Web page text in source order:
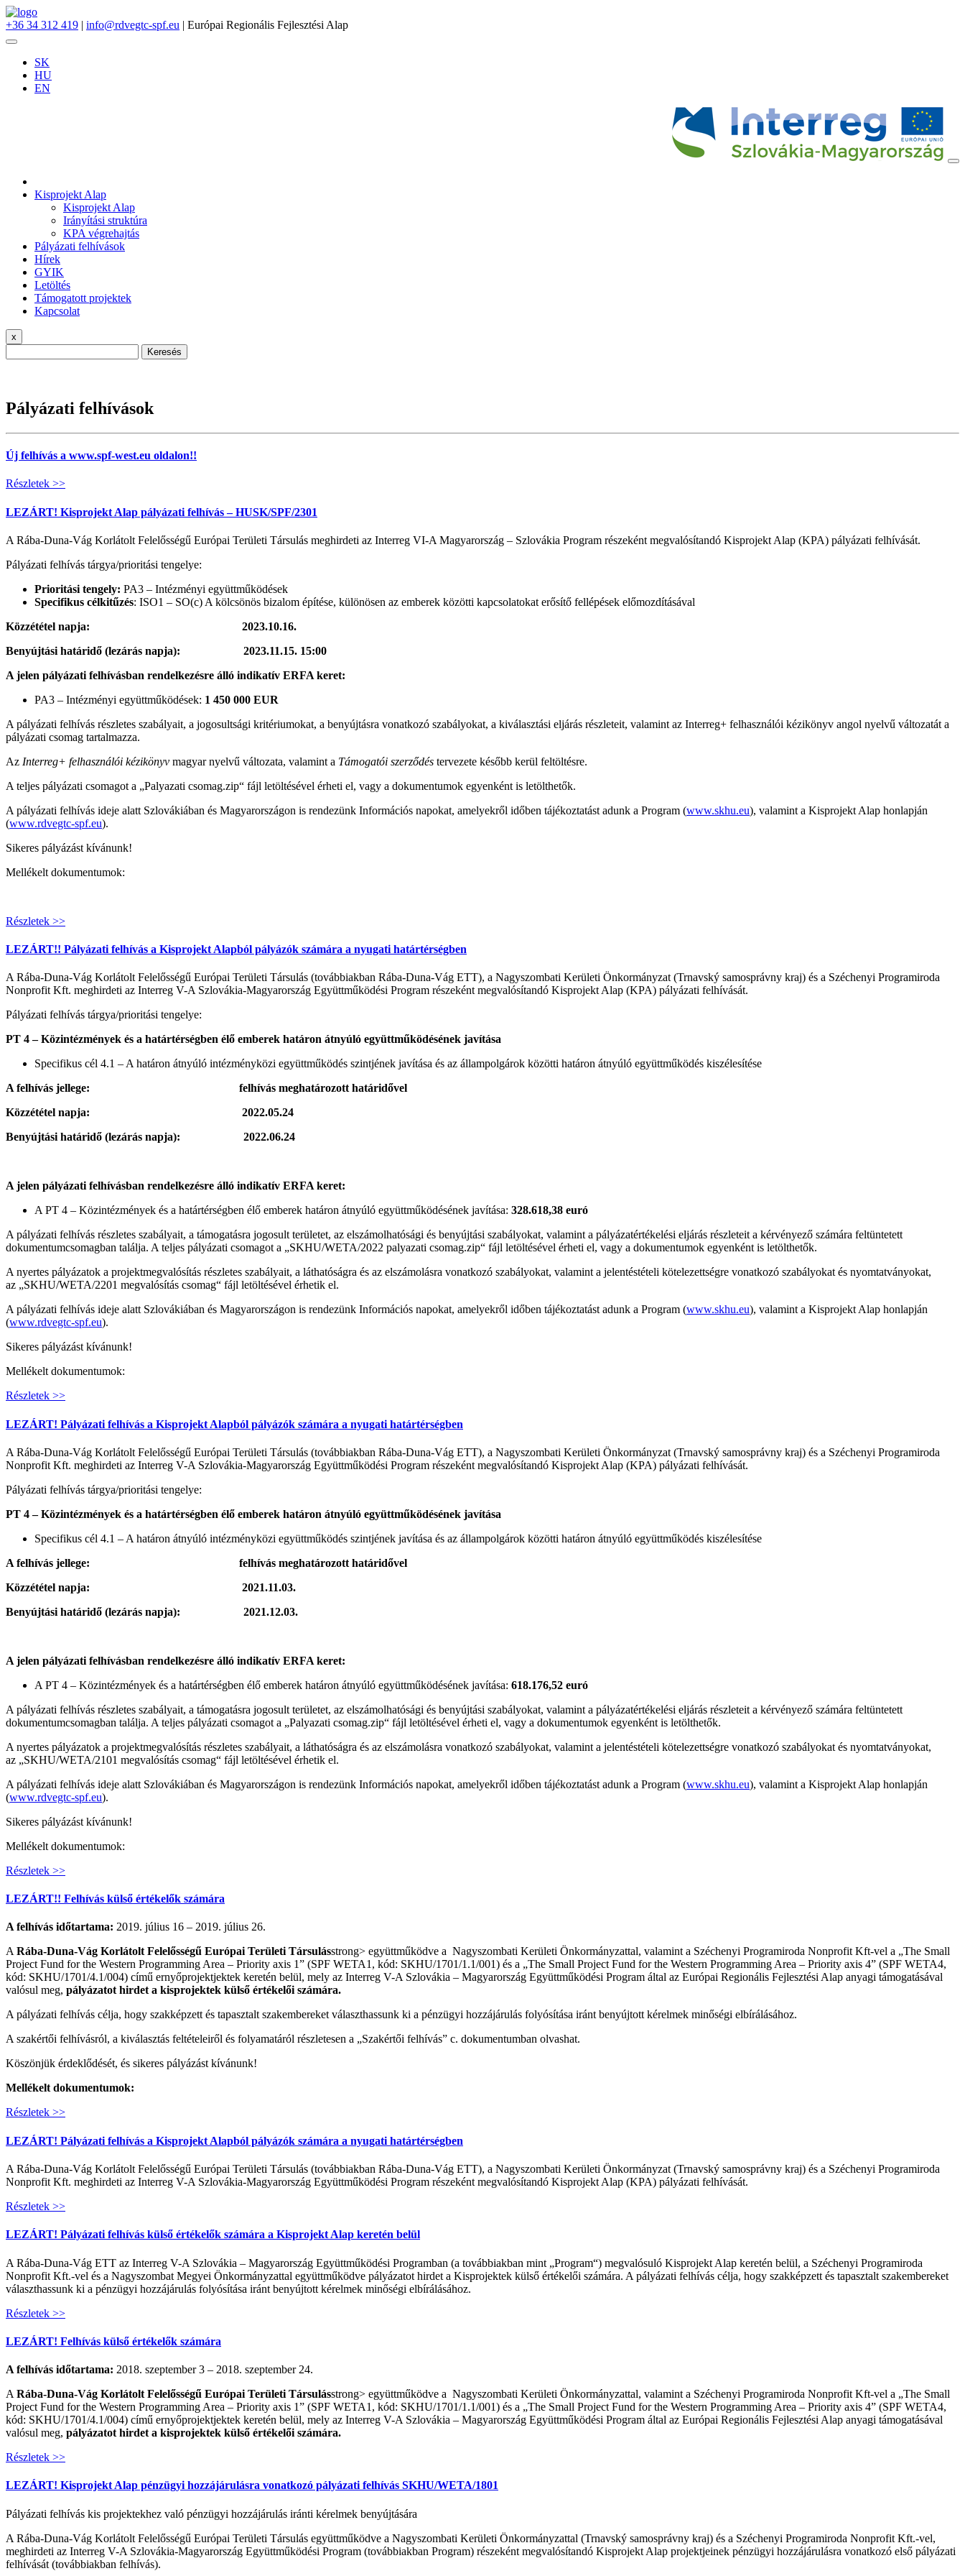
+36 34 312 419 | info@rdvegtc-spf.eu | Európai Regionális Fejlesztési Alap
SK
HU
EN
Kisprojekt Alap
Kisprojekt Alap
Irányítási struktúra
KPA végrehajtás
Pályázati felhívások
Hírek
GYIK
Letöltés
Támogatott projektek
Kapcsolat
x
Keresés
Pályázati felhívások
Új felhívás a www.spf-west.eu oldalon!!
Részletek >>
LEZÁRT! Kisprojekt Alap pályázati felhívás – HUSK/SPF/2301
A Rába-Duna-Vág Korlátolt Felelősségű Európai Területi Társulás meghirdeti az Interreg VI-A Magyarország – Szlovákia Program részeként megvalósítandó Kisprojekt Alap (KPA) pályázati felhívását.
Pályázati felhívás tárgya/prioritási tengelye:
Prioritási tengely: PA3 – Intézményi együttműködések
Specifikus célkitűzés: ISO1 – SO(c) A kölcsönös bizalom építése, különösen az emberek közötti kapcsolatokat erősítő fellépések előmozdításával
Közzététel napja: 2023.10.16.
Benyújtási határidő (lezárás napja): 2023.11.15. 15:00
A jelen pályázati felhívásban rendelkezésre álló indikatív ERFA keret:
PA3 – Intézményi együttműködések: 1 450 000 EUR
A pályázati felhívás részletes szabályait, a jogosultsági kritériumokat, a benyújtásra vonatkozó szabályokat, a kiválasztási eljárás részleteit, valamint az Interreg+ felhasználói kézikönyv angol nyelvű változatát a
pályázati csomag tartalmazza.
Az Interreg+ felhasználói kézikönyv magyar nyelvű változata, valamint a Támogatói szerződés tervezete később kerül feltöltésre.
A teljes pályázati csomagot a „Palyazati csomag.zip“ fájl letöltésével érheti el, vagy a dokumentumok egyenként is letölthetők.
A pályázati felhívás ideje alatt Szlovákiában és Magyarországon is rendezünk Információs napokat, amelyekről időben tájékoztatást adunk a Program (www.skhu.eu), valamint a Kisprojekt Alap honlapján
(www.rdvegtc-spf.eu).
Sikeres pályázást kívánunk!
Mellékelt dokumentumok:
Részletek >>
LEZÁRT!! Pályázati felhívás a Kisprojekt Alapból pályázók számára a nyugati határtérségben
A Rába-Duna-Vág Korlátolt Felelősségű Európai Területi Társulás (továbbiakban Rába-Duna-Vág ETT), a Nagyszombati Kerületi Önkormányzat (Trnavský samosprávny kraj) és a Széchenyi Programiroda
Nonprofit Kft. meghirdeti az Interreg V-A Szlovákia-Magyarország Együttműködési Program részeként megvalósítandó Kisprojekt Alap (KPA) pályázati felhívását.
Pályázati felhívás tárgya/prioritási tengelye:
PT 4 – Közintézmények és a határtérségben élő emberek határon átnyúló együttműködésének javítása
Specifikus cél 4.1 – A határon átnyúló intézményközi együttműködés szintjének javítása és az állampolgárok közötti határon átnyúló együttműködés kiszélesítése
A felhívás jellege: felhívás meghatározott határidővel
Közzététel napja: 2022.05.24
Benyújtási határidő (lezárás napja): 2022.06.24
A jelen pályázati felhívásban rendelkezésre álló indikatív ERFA keret:
A PT 4 – Közintézmények és a határtérségben élő emberek határon átnyúló együttműködésének javítása: 328.618,38 euró
A pályázati felhívás részletes szabályait, a támogatásra jogosult területet, az elszámolhatósági és benyújtási szabályokat, valamint a pályázatértékelési eljárás részleteit a kérvényező számára feltüntetett
dokumentumcsomagban találja. A teljes pályázati csomagot a „SKHU/WETA/2022 palyazati csomag.zip“ fájl letöltésével érheti el, vagy a dokumentumok egyenként is letölthetők.
A nyertes pályázatok a projektmegvalósítás részletes szabályait, a láthatóságra és az elszámolásra vonatkozó szabályokat, valamint a jelentéstételi kötelezettségre vonatkozó szabályokat és nyomtatványokat,
az „SKHU/WETA/2201 megvalósítás csomag“ fájl letöltésével érhetik el.
A pályázati felhívás ideje alatt Szlovákiában és Magyarországon is rendezünk Információs napokat, amelyekről időben tájékoztatást adunk a Program (www.skhu.eu), valamint a Kisprojekt Alap honlapján
(www.rdvegtc-spf.eu).
Sikeres pályázást kívánunk!
Mellékelt dokumentumok:
Részletek >>
LEZÁRT! Pályázati felhívás a Kisprojekt Alapból pályázók számára a nyugati határtérségben
A Rába-Duna-Vág Korlátolt Felelősségű Európai Területi Társulás (továbbiakban Rába-Duna-Vág ETT), a Nagyszombati Kerületi Önkormányzat (Trnavský samosprávny kraj) és a Széchenyi Programiroda
Nonprofit Kft. meghirdeti az Interreg V-A Szlovákia-Magyarország Együttműködési Program részeként megvalósítandó Kisprojekt Alap (KPA) pályázati felhívását.
Pályázati felhívás tárgya/prioritási tengelye:
PT 4 – Közintézmények és a határtérségben élő emberek határon átnyúló együttműködésének javítása
Specifikus cél 4.1 – A határon átnyúló intézményközi együttműködés szintjének javítása és az állampolgárok közötti határon átnyúló együttműködés kiszélesítése
A felhívás jellege: felhívás meghatározott határidővel
Közzététel napja: 2021.11.03.
Benyújtási határidő (lezárás napja): 2021.12.03.
A jelen pályázati felhívásban rendelkezésre álló indikatív ERFA keret:
A PT 4 – Közintézmények és a határtérségben élő emberek határon átnyúló együttműködésének javítása: 618.176,52 euró
A pályázati felhívás részletes szabályait, a támogatásra jogosult területet, az elszámolhatósági és benyújtási szabályokat, valamint a pályázatértékelési eljárás részleteit a kérvényező számára feltüntetett
dokumentumcsomagban találja. A teljes pályázati csomagot a „Palyazati csomag.zip“ fájl letöltésével érheti el, vagy a dokumentumok egyenként is letölthetők.
A nyertes pályázatok a projektmegvalósítás részletes szabályait, a láthatóságra és az elszámolásra vonatkozó szabályokat, valamint a jelentéstételi kötelezettségre vonatkozó szabályokat és nyomtatványokat,
az „SKHU/WETA/2101 megvalósítás csomag“ fájl letöltésével érhetik el.
A pályázati felhívás ideje alatt Szlovákiában és Magyarországon is rendezünk Információs napokat, amelyekről időben tájékoztatást adunk a Program (www.skhu.eu), valamint a Kisprojekt Alap honlapján
(www.rdvegtc-spf.eu).
Sikeres pályázást kívánunk!
Mellékelt dokumentumok:
Részletek >>
LEZÁRT!! Felhívás külső értékelők számára
A felhívás időtartama: 2019. július 16 – 2019. július 26.
ARába-Duna-Vág Korlátolt Felelősségű Európai Területi Társulásstrong> együttműködve a Nagyszombati Kerületi Önkormányzattal, valamint a Széchenyi Programiroda Nonprofit Kft-vel a „The Small
Project Fund for the Western Programming Area – Priority axis 1” (SPF WETA1, kód: SKHU/1701/1.1/001) és a „The Small Project Fund for the Western Programming Area – Priority axis 4” (SPF WETA4,
kód: SKHU/1701/4.1/004) című ernyőprojektjektek keretén belül, mely az Interreg V-A Szlovákia – Magyarország Együttműködési Program által az Európai Regionális Fejlesztési Alap anyagi támogatásával
valósul meg, pályázatot hirdet a kisprojektek külső értékelői számára.
A pályázati felhívás célja, hogy szakképzett és tapasztalt szakembereket választhassunk ki a pénzügyi hozzájárulás folyósítása iránt benyújtott kérelmek minőségi elbírálásához.
A szakértői felhívásról, a kiválasztás feltételeiről és folyamatáról részletesen a „Szakértői felhívás” c. dokumentumban olvashat.
Köszönjük érdeklődését, és sikeres pályázást kívánunk!
Mellékelt dokumentumok:
Részletek >>
LEZÁRT! Pályázati felhívás a Kisprojekt Alapból pályázók számára a nyugati határtérségben
A Rába-Duna-Vág Korlátolt Felelősségű Európai Területi Társulás (továbbiakban Rába-Duna-Vág ETT), a Nagyszombati Kerületi Önkormányzat (Trnavský samosprávny kraj) és a Széchenyi Programiroda
Nonprofit Kft. meghirdeti az Interreg V-A Szlovákia-Magyarország Együttműködési Program részeként megvalósítandó Kisprojekt Alap (KPA) pályázati felhívását.
Részletek >>
LEZÁRT! Pályázati felhívás külső értékelők számára a Kisprojekt Alap keretén belül
A Rába-Duna-Vág ETT az Interreg V-A Szlovákia – Magyarország Együttműködési Programban (a továbbiakban mint „Program“) megvalósuló Kisprojekt Alap keretén belül, a Széchenyi Programiroda
Nonprofit Kft.-vel és a Nagyszombat Megyei Önkormányzattal együttműködve pályázatot hirdet a Kisprojektek külső értékelői számára. A pályázati felhívás célja, hogy szakképzett és tapasztalt szakembereket
választhassunk ki a pénzügyi hozzájárulás folyósítása iránt benyújtott kérelmek minőségi elbírálásához.
Részletek >>
LEZÁRT! Felhívás külső értékelők számára
A felhívás időtartama: 2018. szeptember 3 – 2018. szeptember 24.
A Rába-Duna-Vág Korlátolt Felelősségű Európai Területi Társulásstrong> együttműködve a Nagyszombati Kerületi Önkormányzattal, valamint a Széchenyi Programiroda Nonprofit Kft-vel a „The Small
Project Fund for the Western Programming Area – Priority axis 1” (SPF WETA1, kód: SKHU/1701/1.1/001) és a „The Small Project Fund for the Western Programming Area – Priority axis 4” (SPF WETA4,
kód: SKHU/1701/4.1/004) című ernyőprojektjektek keretén belül, mely az Interreg V-A Szlovákia – Magyarország Együttműködési Program által az Európai Regionális Fejlesztési Alap anyagi támogatásával
valósul meg, pályázatot hirdet a kisprojektek külső értékelői számára.
Részletek >>
LEZÁRT! Kisprojekt Alap pénzügyi hozzájárulásra vonatkozó pályázati felhívás SKHU/WETA/1801
Pályázati felhívás kis projektekhez való pénzügyi hozzájárulás iránti kérelmek benyújtására
A Rába-Duna-Vág Korlátolt Felelősségű Európai Területi Társulás együttműködve a Nagyszombati Kerületi Önkormányzattal (Trnavský samosprávny kraj) és a Széchenyi Programiroda Nonprofit Kft.-vel,
meghirdeti az Interreg V-A Szlovákia-Magyarország Együttműködési Program (továbbiakban Program) részeként megvalósítandó Kisprojekt Alap projektjeinek pénzügyi hozzájárulásra vonatkozó első pályázati
felhívását (továbbiakban felhívás).